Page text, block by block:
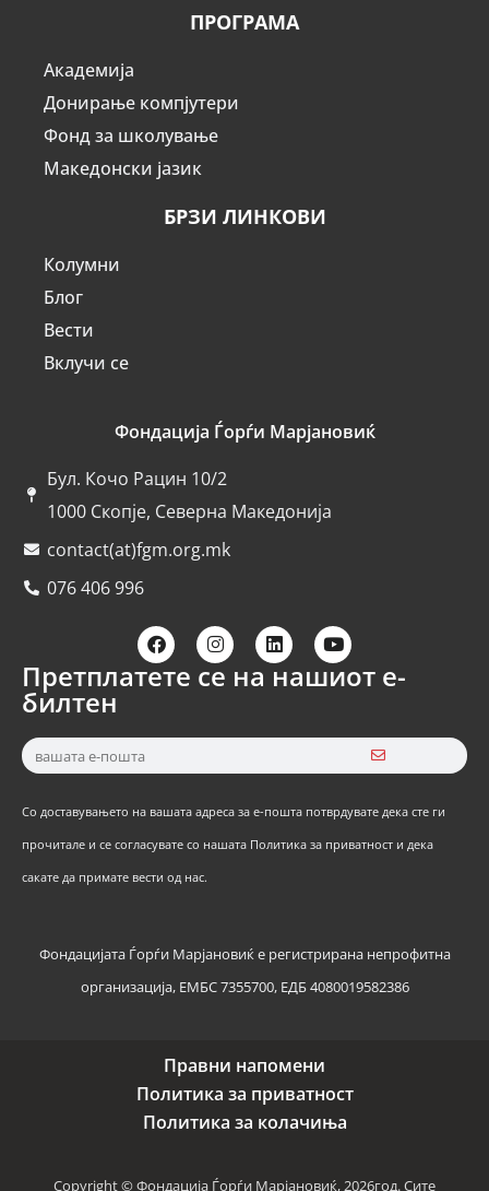
ПРОГРАМА
Академија
Донирање компјутери
Фонд за школување
Македонски јазик
БРЗИ ЛИНКОВИ
Колумни
Блог
Вести
Вклучи се
Фондација Ѓорѓи Марјановиќ
Бул. Кочо Рацин 10/2
1000 Скопје, Северна Македонија
contact(at)fgm.org.mk
076 406 996
Претплатете се на нашиот е-
билтен
Со доставувањето на вашата адреса за е-пошта потврдувате дека сте ги
прочитале и се согласувате со нашата Политика за приватност и дека
сакате да примате вести од нас.
Фондацијата Ѓорѓи Марјановиќ е регистрирана непрофитна
организација, ЕМБС 7355700, ЕДБ 4080019582386
Правни напомени
Политика за приватност
Политика за колачиња
Copyright © Фондација Ѓорѓи Марјановиќ, 2026год. Сите